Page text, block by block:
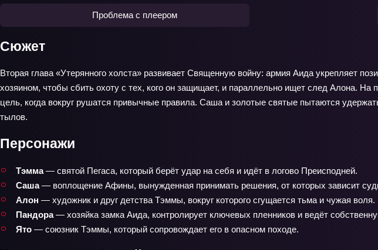
Проблема с плеером
Сюжет
Вторая глава «Утерянного холста» развивает Священную войну: армия Аида укрепляет
хозяином, чтобы сбить охоту с тех, кого он защищает, и параллельно ищет след Алона.
цель, когда вокруг рушатся привычные правила. Саша и золотые святые пытаются
тылов.
Персонажи
Тэмма— святой Пегаса, который берёт удар на себя и идёт в логово Преисподней.
Саша— воплощение Афины, вынужденная принимать решения, от которых зависит
Алон — художник и друг детства Тэммы, вокруг которого сгущается тьма и чужая воля.
Пандора— хозяйка замка Аида, контролирует ключевых пленников и ведёт
Ято — союзник Тэммы, который сопровождает его в опасном походе.